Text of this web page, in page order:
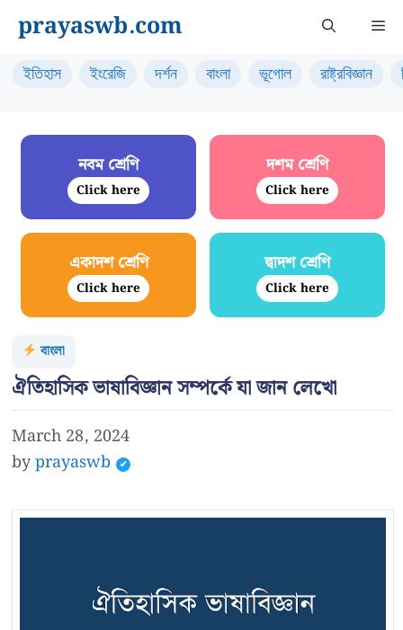
content
prayaswb.com
ইতিহাস ইংরেজি দর্শন বাংলা ভূগোল রাষ্ট্রবিজ্ঞান
নবম শ্রেণি
Click here
দশম শ্রেণি
Click here
একাদশ শ্রেণি
Click here
দ্বাদশ শ্রেণি
Click here
বাংলা
ঐতিহাসিক ভাষাবিজ্ঞান সম্পর্কে যা জান লেখো
March 28, 2024
byprayaswb